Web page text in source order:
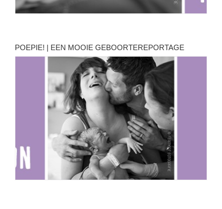
POEPIE! | EEN MOOIE GEBOORTEREPORTAGE